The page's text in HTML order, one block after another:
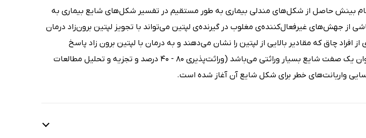
تمام بینش حاصل از شکل‌های مندلی بیماری به طور مستقیم در تفسیر شکل‌های شایع بیماری به
از جهش‌های غیرفعال‌کننده‌ی مغلوب در گیرنده‌ی لپتین می‌تواند با تجویز لپتین برون‌زاد درمان
از افراد چاق که مقادیر بالایی از لپتین را نشان می‌دهند و به درمان با لپتین برون زاد پاسخ
نمی‌دهند، کاربرد نداشت. چاقی به عنوان یک صفت شایع بسیار وراثتی می‌باشد (وراثت‌پذیری 80 - 40 درصد و تجزیه و تحلیل مطالعات